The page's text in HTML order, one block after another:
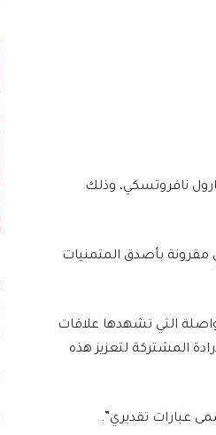
نافروتسكي، وذلك
مقرونة بأصدق المتمنيات
التي تشهدها علاقات
المشتركة لتعزيز هذه
عبارات تقديري”.